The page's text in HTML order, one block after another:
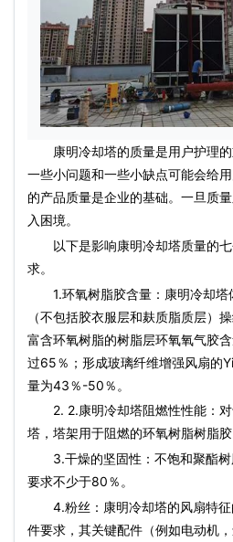
康明冷却塔的质量是用户护理的
一些小问题和一些小缺点可能会给
的产品质量是企业的基础。一旦质
入困境。
以下是影响康明冷却塔质量的七
求。
1.环氧树脂胶含量：康明冷却塔
（不包括胶衣服层和麸质脂质层）
富含环氧树脂的树脂层环氧氧气胶
过65％；形成玻璃纤维增​​强风扇的
量为43％-50％。
2. 2.康明冷却塔阻燃性性能：对
塔，塔架用于阻燃的环氧树脂树脂
3.干燥的坚固性：不饱和聚酯树
要求不少于80％。
4.粉丝：康明冷却塔的风扇特征
件要求，其关键配件（例如电动机